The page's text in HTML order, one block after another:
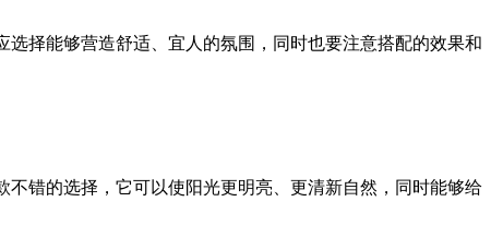
择能够营造舒适、宜人的氛围，同时也要注意搭配的效果和
错的选择，它可以使阳光更明亮、更清新自然，同时能够给